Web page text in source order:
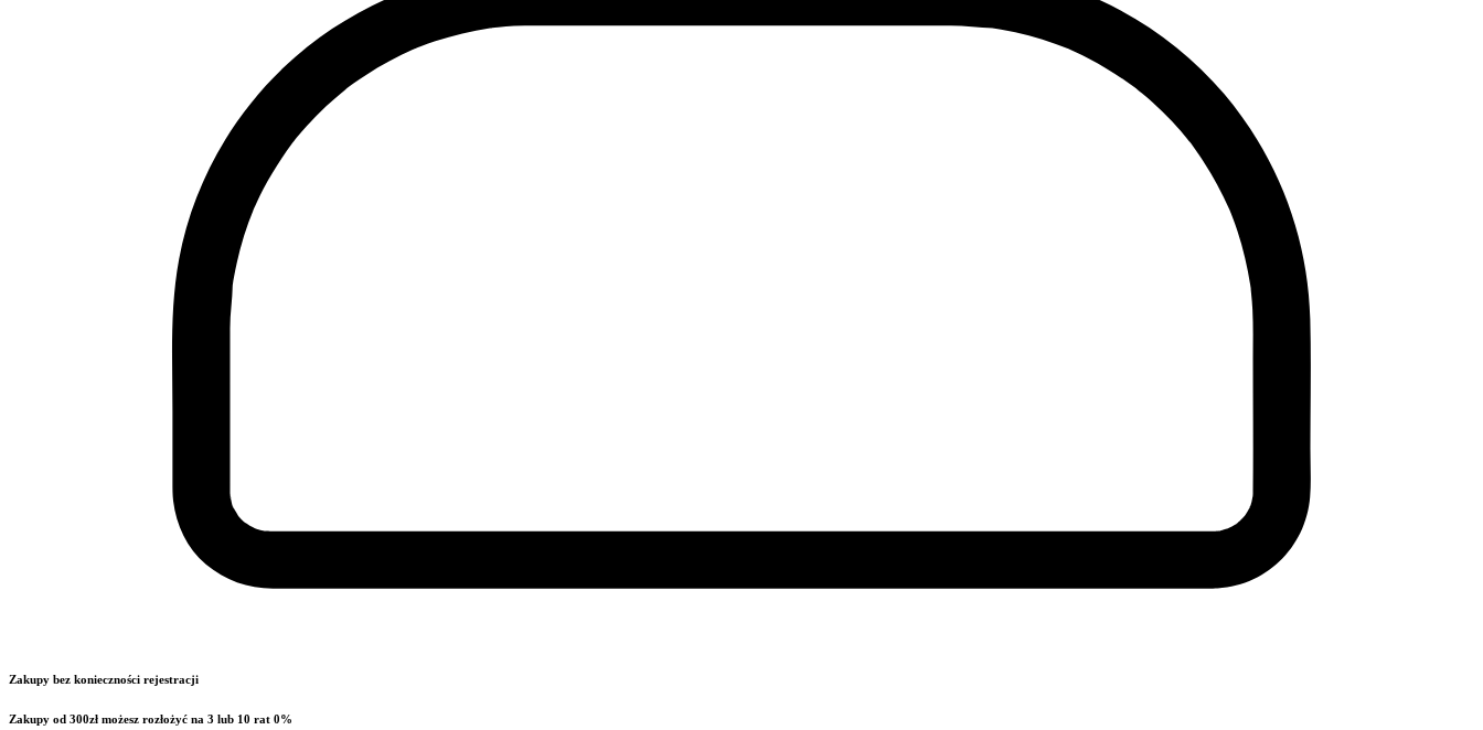
Zakupy bez konieczności rejestracji
Zakupy od 300zł możesz rozłożyć na 3 lub 10 rat 0%